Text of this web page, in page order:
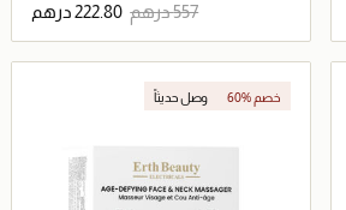
جاري تحميل التفاصيل
60% خصم وصل حديثاً